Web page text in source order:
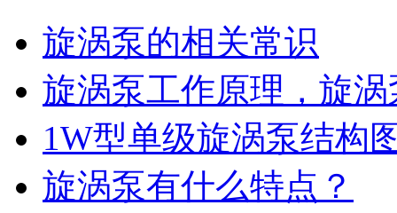
旋涡泵的相关常识
旋涡泵工作原理，旋
1W型单级旋涡泵结构
旋涡泵有什么特点？